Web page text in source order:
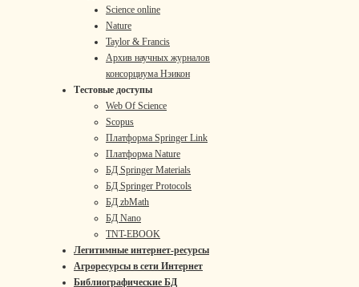
Science online
Nature
Taylor & Francis
Архив научных журналов
консорциума Нэикон
Тестовые доступы
Web Of Science
Scopus
Платформа Springer Link
Платформа Nature
БД Springer Materials
БД Springer Protocols
БД zbMath
БД Nano
TNT-EBOOK
Легитимные интернет-ресурсы
Агроресурсы в сети Интернет
Библиографические БД